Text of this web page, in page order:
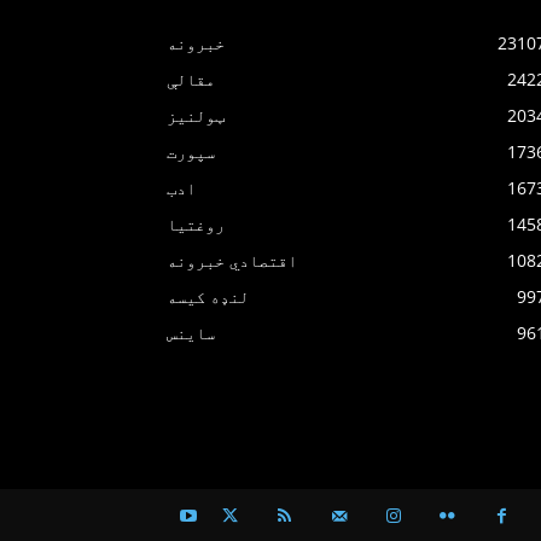
خبرونه
مقالې
ټولنیز
سپورت
ادب
روغتیا
اقتصادي خبرونه
لنډه کیسه
ساینس
961